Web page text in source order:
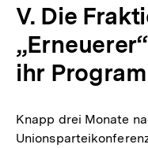
V. Die
ihr
Knapp drei Monate